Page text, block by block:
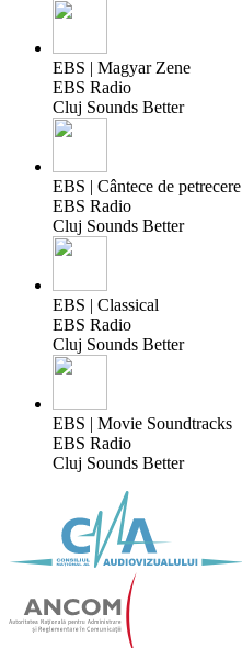
EBS | Magyar Zene
EBS Radio
Cluj Sounds Better
EBS | Cântece de petrecere
EBS Radio
Cluj Sounds Better
EBS | Classical
EBS Radio
Cluj Sounds Better
EBS | Movie Soundtracks
EBS Radio
Cluj Sounds Better